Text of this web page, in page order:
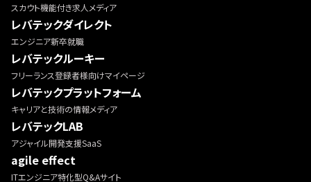
スカウト機能付き求人メディア
レバテックダイレクト
エンジニア新卒就職
レバテックルーキー
フリーランス登録者様向けマイページ
レバテックプラットフォーム
キャリアと技術の情報メディア
レバテックLAB
アジャイル開発支援SaaS
agile effect
ITエンジニア特化型Q&Aサイト